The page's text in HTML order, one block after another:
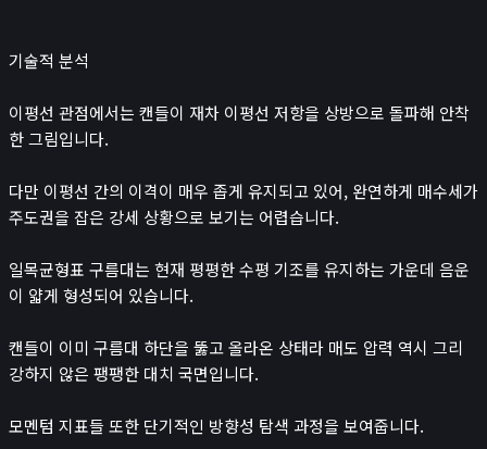
귀금속 포함 시가총액
포트폴리오
로또
검색 엔진 최적화
이미지 압축기
민감한 이미지 분류
😊 소개
기술적 분석
이평선 관점에서는 캔들이 재차 이평선 저항을 상방으로 돌파해 안착
한 그림입니다.
다만 이평선 간의 이격이 매우 좁게 유지되고 있어, 완연하게 매수세가
주도권을 잡은 강세 상황으로 보기는 어렵습니다.
일목균형표 구름대는 현재 평평한 수평 기조를 유지하는 가운데 음운
이 얇게 형성되어 있습니다.
캔들이 이미 구름대 하단을 뚫고 올라온 상태라 매도 압력 역시 그리
강하지 않은 팽팽한 대치 국면입니다.
모멘텀 지표들 또한 단기적인 방향성 탐색 과정을 보여줍니다.